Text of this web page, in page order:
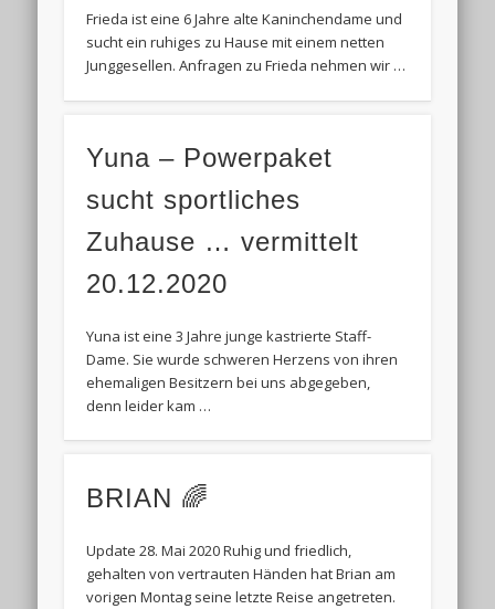
Frieda ist eine 6 Jahre alte Kaninchendame und
sucht ein ruhiges zu Hause mit einem netten
Junggesellen. Anfragen zu Frieda nehmen wir …
Yuna – Powerpaket
sucht sportliches
Zuhause … vermittelt
20.12.2020
Yuna ist eine 3 Jahre junge kastrierte Staff-
Dame. Sie wurde schweren Herzens von ihren
ehemaligen Besitzern bei uns abgegeben,
denn leider kam …
BRIAN 🌈
Update 28. Mai 2020 Ruhig und friedlich,
gehalten von vertrauten Händen hat Brian am
vorigen Montag seine letzte Reise angetreten.